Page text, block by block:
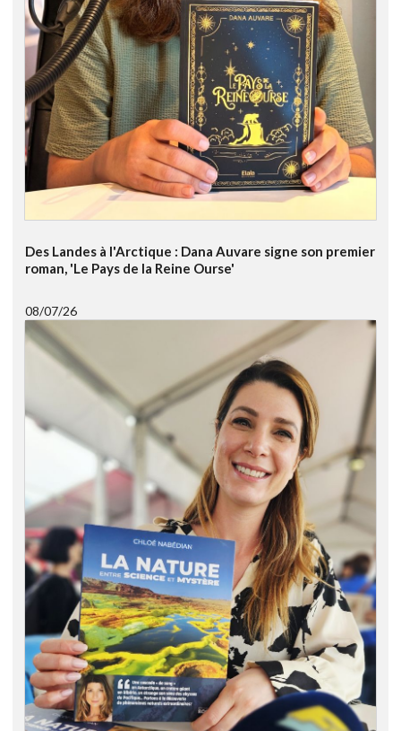
Des Landes à l'Arctique : Dana Auvare signe son premier
roman, 'Le Pays de la Reine Ourse'
08/07/26